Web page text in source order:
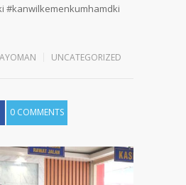
#kanwilkemenkumhamdki
UNCATEGORIZED
0 COMMENTS